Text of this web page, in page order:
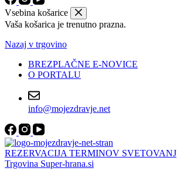
Vsebina košarice
Vaša košarica je trenutno prazna.
Nazaj v trgovino
BREZPLAČNE E-NOVICE
O PORTALU
info@mojezdravje.net
REZERVACIJA TERMINOV SVETOVANJ
Trgovina Super-hrana.si